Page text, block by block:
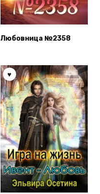
Любовница №2358